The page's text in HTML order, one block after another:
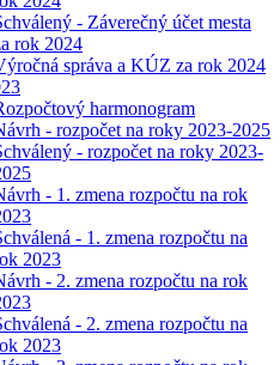
- Záverečný účet mesta
rok 2024
správa a KÚZ za rok 2024
harmonogram
- rozpočet na roky 2023-2025
- rozpočet na roky 2023-
- 1. zmena rozpočtu na rok
- 1. zmena rozpočtu na
2023
- 2. zmena rozpočtu na rok
- 2. zmena rozpočtu na
2023